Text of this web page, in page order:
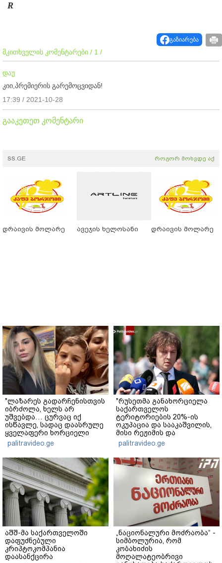
R
გაზიარება
მკითხველის კომენტარები / 1 /
დაუ
კიი,პრემიერის გარემოცვიდან!
17:39 / 2021-10-28
გააკეთეთ კომენტარი
SS.GE როგორ მოხვდე აქ
დრაივის მოლარე ავეჯის ხელოსანი დრაივის მოლარე
"ლაზარეს გადარჩენისთვის
იბრძოლა, ხელს არ
უშვებდა… ცურვაც იქ
ისწავლე, სადაც დაასრულე
ყველაფერი ხორციელი
ცხოვრებიდან" – რას წერს
ხობში დაღუპული დედა-
შვილის ახლობელი?
palitravideo.ge
"რუსეთმა განახორციელა
საქართველოს
ტერიტორიების 20%-ის
ოკუპაცია და სააკაშვილის,
მისი რეჟიმის და
"ნაცმოძრაობის" ღალატი
ვერანაირად ვერ
გადაფარავს ამ
დანაშაულს" - ირაკლი
palitravideo.ge
აშშ-მა საქართველოში
დაფუძნებული
კრიპტოკომპანია
დაასანქცირა
„ნაციონალური მოძრაობა“ -
სიმბოლურია, რომ
კობახიძის
მოღალატეობრივი